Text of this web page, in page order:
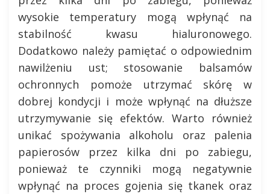
wysokie temperatury mogą wpłynąć na
stabilność kwasu hialuronowego.
Dodatkowo należy pamiętać o odpowiednim
nawilżeniu ust; stosowanie balsamów
ochronnych pomoże utrzymać skórę w
dobrej kondycji i może wpłynąć na dłuższe
utrzymywanie się efektów. Warto również
unikać spożywania alkoholu oraz palenia
papierosów przez kilka dni po zabiegu,
ponieważ te czynniki mogą negatywnie
wpłynąć na proces gojenia się tkanek oraz